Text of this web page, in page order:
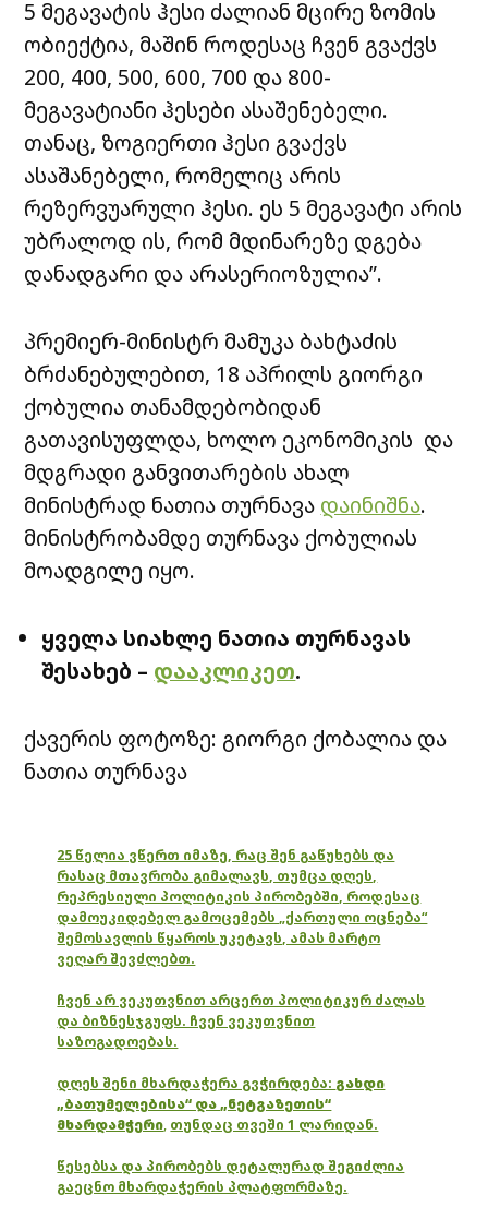
5 მეგავატის ჰესი ძალიან მცირე ზომის
ობიექტია, მაშინ როდესაც ჩვენ გვაქვს
200, 400, 500, 600, 700 და 800-
მეგავატიანი ჰესები ასაშენებელი.
თანაც, ზოგიერთი ჰესი გვაქვს
ასაშანებელი, რომელიც არის
რეზერვუარული ჰესი. ეს 5 მეგავატი არის
უბრალოდ ის, რომ მდინარეზე დგება
დანადგარი და არასერიოზულია”.
პრემიერ-მინისტრ მამუკა ბახტაძის
ბრძანებულებით, 18 აპრილს გიორგი
ქობულია თანამდებობიდან
გათავისუფლდა, ხოლო ეკონომიკის და
მდგრადი განვითარების ახალ
მინისტრად ნათია თურნავა დაინიშნა.
მინისტრობამდე თურნავა ქობულიას
მოადგილე იყო.
ყველა სიახლე ნათია თურნავას
შესახებ – დააკლიკეთ.
ქავერის ფოტოზე: გიორგი ქობალია და
ნათია თურნავა
25 წელია ვწერთ იმაზე, რაც შენ გაწუხებს და
რასაც მთავრობა გიმალავს, თუმცა დღეს,
რეპრესიული პოლიტიკის პირობებში, როდესაც
დამოუკიდებელ გამოცემებს „ქართული ოცნება“
შემოსავლის წყაროს უკეტავს, ამას მარტო
ვეღარ შევძლებთ.
ჩვენ არ ვეკუთვნით არცერთ პოლიტიკურ ძალას
და ბიზნესჯგუფს. ჩვენ ვეკუთვნით
საზოგადოებას.
დღეს შენი მხარდაჭერა გვჭირდება: გახდი
„ბათუმელებისა“ და „ნეტგაზეთის“
მხარდამჭერი, თუნდაც თვეში 1 ლარიდან.
წესებსა და პირობებს დეტალურად შეგიძლია
გაეცნო მხარდაჭერის პლატფორმაზე.